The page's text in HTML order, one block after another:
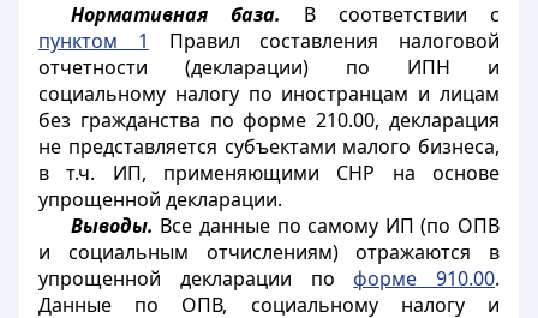
Нормативная база. В соответствии с
пунктом 1
Правил составления налоговой
отчетности (декларации) по ИПН и
социальному налогу по иностранцам и лицам
без гражданства по форме 210.00, декларация
не представляется субъектами малого бизнеса,
в т.ч. ИП, применяющими СНР на основе
упрощенной декларации.
Выводы. Все данные по самому ИП (по ОПВ
и социальным отчислениям) отражаются в
упрощенной декларации поформе 910.00.
Данные по ОПВ, социальному налогу и